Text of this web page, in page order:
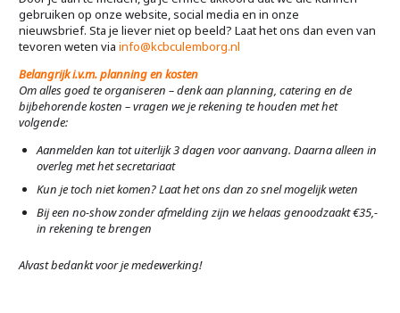
gebruiken op onze website, social media en in onze
nieuwsbrief. Sta je liever niet op beeld? Laat het ons dan even van
tevoren weten via info@kcbculemborg.nl
Belangrijk i.v.m. planning en kosten
Om alles goed te organiseren – denk aan planning, catering en de
bijbehorende kosten – vragen we je rekening te houden met het
volgende:
Aanmelden kan tot uiterlijk 3 dagen voor aanvang. Daarna alleen in
overleg met het secretariaat
Kun je toch niet komen? Laat het ons dan zo snel mogelijk weten
Bij een no-show zonder afmelding zijn we helaas genoodzaakt €35,-
in rekening te brengen
Alvast bedankt voor je medewerking!